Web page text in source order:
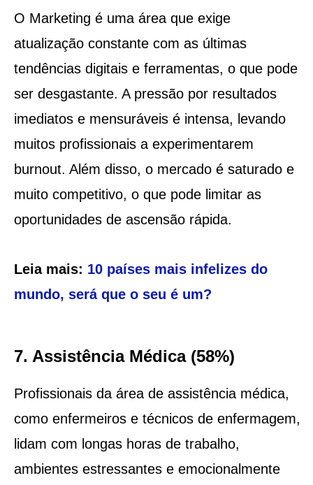
O Marketing é uma área que exige
atualização constante com as últimas
tendências digitais e ferramentas, o que pode
ser desgastante. A pressão por resultados
imediatos e mensuráveis é intensa, levando
muitos profissionais a experimentarem
burnout. Além disso, o mercado é saturado e
muito competitivo, o que pode limitar as
oportunidades de ascensão rápida.
Leia mais: 10 países mais infelizes do
mundo, será que o seu é um?
7. Assistência Médica (58%)
Profissionais da área de assistência médica,
como enfermeiros e técnicos de enfermagem,
lidam com longas horas de trabalho,
ambientes estressantes e emocionalmente